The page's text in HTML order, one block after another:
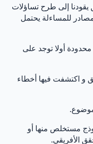
يقودنا إلى طرح تساؤلات
للمساءلة يحتمل
أولا توجد على
و اكتشفت فيها أخطاء
مستخلص منها أو
الأفريقي.